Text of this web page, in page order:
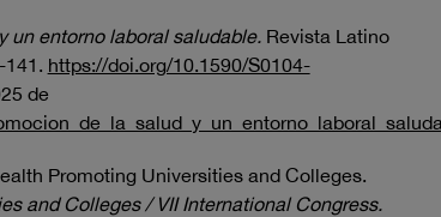
un entorno laboral saludable. Revista Latino
141. https://doi.org/10.1590/S0104-
de
Promoting Universities and Colleges.
and Colleges / VII International Congress.